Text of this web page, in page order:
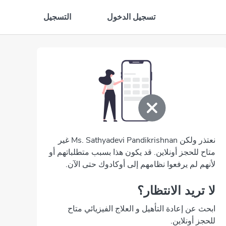
تسجيل الدخول التسجيل
نعتذر ولكن Ms. Sathyadevi Pandikrishnan غير
متاح للحجز أونلاين. قد يكون هذا بسبب متطلباتهم أو
لأنهم لم يرفعوا نظامهم إلى أوكادوك حتى الآن.
لا تريد الانتظار؟
ابحث عن إعادة التأهيل و العلاج الفيزيائي متاح
للحجز أونلاين.